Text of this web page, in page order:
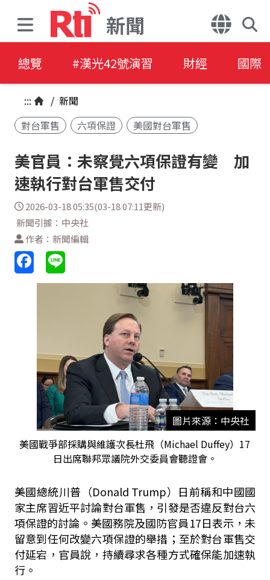
新聞
總覽 #漢光42號演習 財經 國際
::: / 新聞
對台軍售
六項保證 美國對台軍售
美官員：未察覺六項保證有變 加
速執行對台軍售交付
2026-03-18 05:35(03-18 07:11更新)
新聞引據：中央社
作者：新聞編輯
圖片來源：中央社
美國戰爭部採購與維護次長杜飛（Michael Duffey）17
日出席聯邦眾議院外交委員會聽證會。
美國總統川普（Donald Trump）日前稱和中國國
家主席習近平討論對台軍售，引發是否違反對台六
項保證的討論。美國務院及國防官員17日表示，未
留意到任何改變六項保證的舉措；至於對台軍售交
付延宕，官員說，持續尋求各種方式確保能加速執
行。